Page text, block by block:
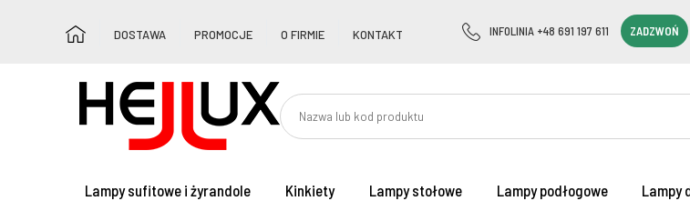
DOSTAWA PROMOCJE O FIRMIE KONTAKT INFOLINIA +48 691 197 611 ZADZWOŃ
Lampy sufitowe i żyrandole Kinkiety Lampy stołowe Lampy podłogowe Lampy